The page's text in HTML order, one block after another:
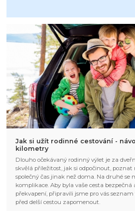
Jak si užít rodinné cestování -
kilometry
Dlouho očekávaný rodinný výlet je za
skvělá příležitost, jak si odpočinout,
společný čas jinak než doma. Na druhé
komplikace. Aby byla vaše cesta
překvapení, připravili jsme pro vás
před delší cestou zapomenout.